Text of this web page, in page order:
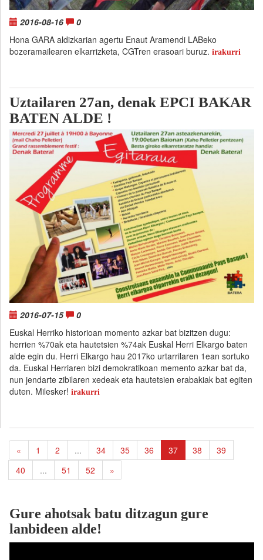
2016-08-16
0
Hona GARA aldizkarian agertu Enaut Aramendi LABeko
bozeramailearen elkarrizketa, CGTren erasoari buruz. irakurri
Uztailaren 27an, denak EPCI BAKAR
BATEN ALDE !
2016-07-15
0
Euskal Herriko historioan momento azkar bat bizitzen dugu:
herrien %70ak eta hautetsien %74ak Euskal Herri Elkargo baten
alde egin du. Herri Elkargo hau 2017ko urtarrilaren 1ean sortuko
da. Euskal Herriaren bizi demokratikoan memento azkar bat da,
nun jendarte zibilaren xedeak eta hautetsien erabakiak bat egiten
duten. Milesker! irakurri
« 1 2 ... 34 35 36 37 38
39
40
... 51 52 »
Gure ahotsak batu ditzagun gure
lanbideen alde!